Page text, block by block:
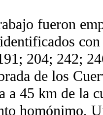
fueron
204; 242;
de los
a 45 km de la
homónimo,